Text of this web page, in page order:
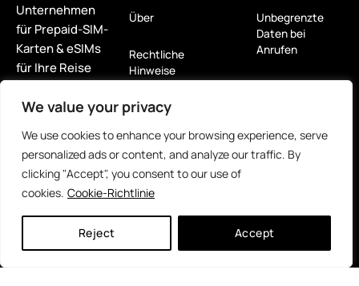
We value your privacy
We use cookies to enhance your browsing experience, serve
personalized ads or content, and analyze our traffic. By
clicking "Accept", you consent to our use of
cookies. Cookie-Richtlinie
Reject Accept
Unternehmen
für Prepaid-SIM-
Karten & eSIMs
für Ihre Reise
Nordamerika.
Über
Rechtliche
Hinweise
Verkaufsbedingungen
Rückerstattung &
Rückgabebedingungen
Datenschutzerklärung
Unbegrenzte
Daten bei
Anrufen
Für Tablets
5G Hotspot
Wiederaufladung